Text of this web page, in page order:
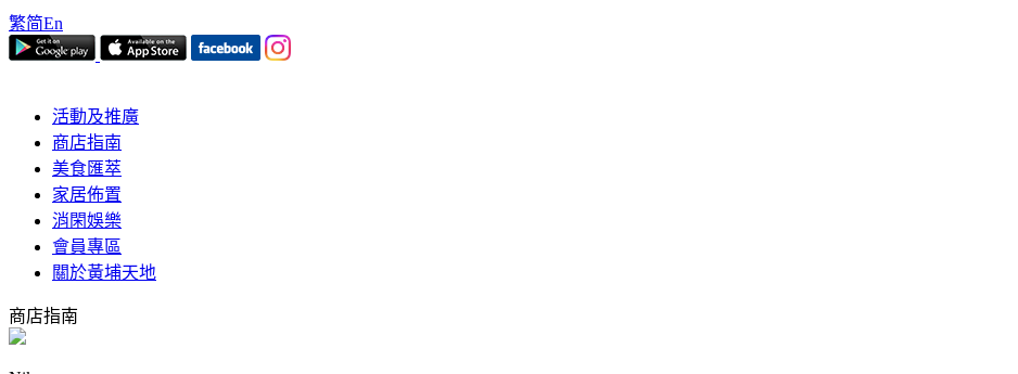
繁简En
活動及推廣
商店指南
美食匯萃
家居佈置
消閑娛樂
會員專區
關於黃埔天地
商店指南